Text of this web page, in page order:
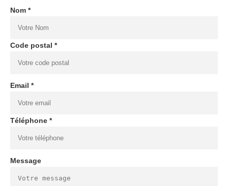
Nom *
Code postal *
Email *
Téléphone *
Message